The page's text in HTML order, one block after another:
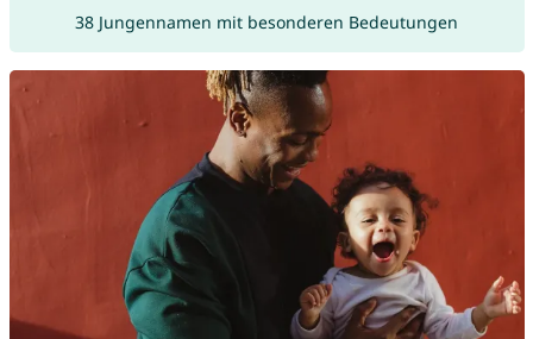
38 Jungennamen mit besonderen Bedeutungen